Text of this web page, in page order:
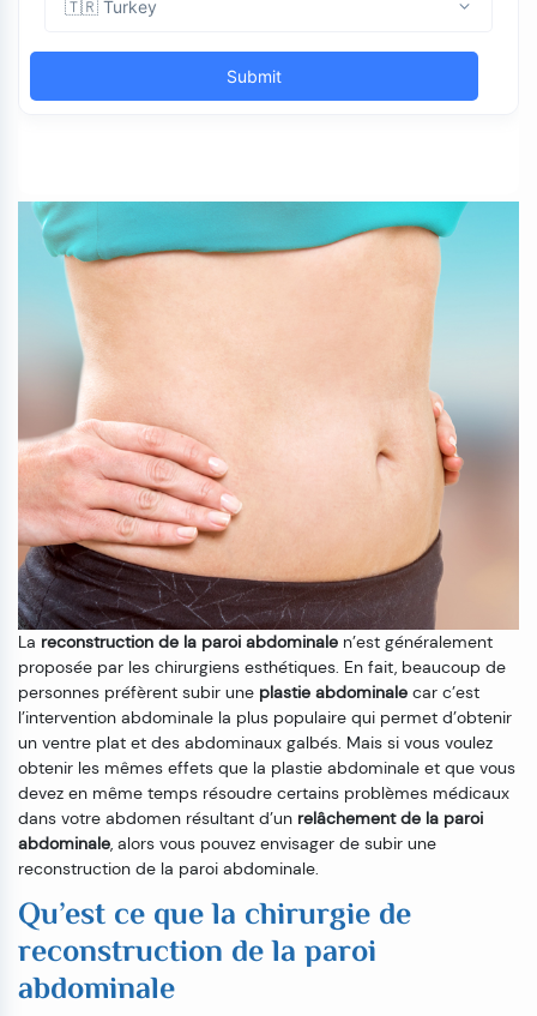
La reconstruction de la paroi abdominale n’est généralement
proposée par les chirurgiens esthétiques. En fait, beaucoup de
personnes préfèrent subir une plastie abdominale car c’est
l’intervention abdominale la plus populaire qui permet d’obtenir
un ventre plat et des abdominaux galbés. Mais si vous voulez
obtenir les mêmes effets que la plastie abdominale et que vous
devez en même temps résoudre certains problèmes médicaux
dans votre abdomen résultant d’un relâchement de la paroi
abdominale, alors vous pouvez envisager de subir une
reconstruction de la paroi abdominale.
Qu’est ce que la chirurgie de
reconstruction de la paroi
abdominale